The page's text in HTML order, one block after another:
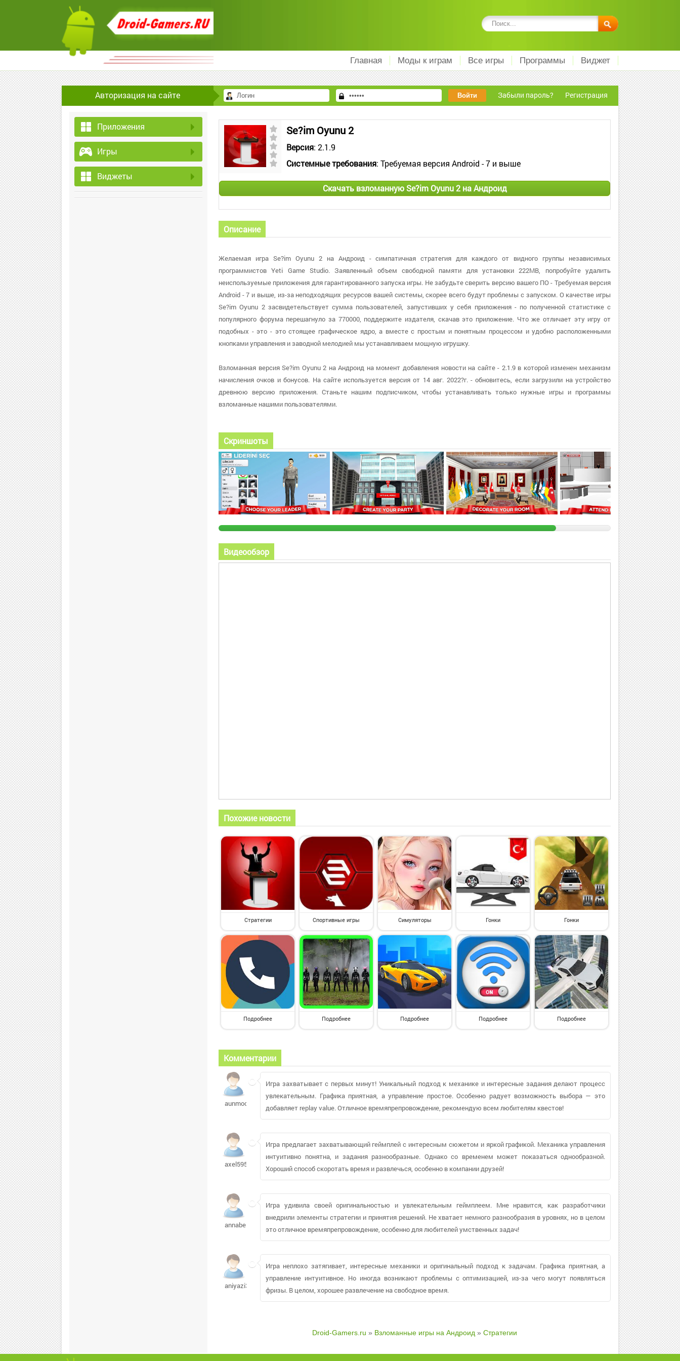
Главная Моды к играм Все игры Программы Виджет
Авторизация на сайте Забыли пароль? Регистрация
Приложения
Игры
Виджеты
Se?im Oyunu 2
Версия: 2.1.9
Системные требования: Требуемая версия Android - 7 и выше
Скачать взломанную Se?im Oyunu 2 на Андроид
Описание
Желаемая игра Se?im Oyunu 2 на Андроид - симпатичная стратегия для каждого от видного группы независимых
программистов Yeti Game Studio. Заявленный объем свободной памяти для установки 222MB, попробуйте удалить
неиспользуемые приложения для гарантированного запуска игры. Не забудьте сверить версию вашего ПО - Требуемая версия
Android - 7 и выше, из-за неподходящих ресурсов вашей системы, скорее всего будут проблемы с запуском. О качестве игры
Se?im Oyunu 2 засвидетельствует сумма пользователей, запустивших у себя приложения - по полученной статистике с
популярного форума перешагнуло за 770000, поддержите издателя, скачав это приложение. Что же отличает эту игру от
подобных - это - это стоящее графическое ядро, а вместе с простым и понятным процессом и удобно расположенными
кнопками управления и заводной мелодией мы устанавливаем мощную игрушку.
Взломанная версия Se?im Oyunu 2 на Андроид на момент добавления новости на сайте - 2.1.9 в которой изменен механизм
начисления очков и бонусов. На сайте используется версия от 14 авг. 2022?г. - обновитесь, если загрузили на устройство
древнюю версию приложения. Станьте нашим подписчиком, чтобы устанавливать только нужные игры и программы
взломанные нашими пользователями.
Скриншоты
Видеообзор
Похожие новости
Стратегии Спортивные игры Симуляторы Гонки Гонки
Подробнее Подробнее Подробнее Подробнее Подробнее
Комментарии
aunmoon
Игра захватывает с первых минут! Уникальный подход к механике и интересные задания делают процесс
увлекательным. Графика приятная, а управление простое. Особенно радует возможность выбора — это
добавляет replay value. Отличное времяпрепровождение, рекомендую всем любителям квестов!
axel595
Игра предлагает захватывающий геймплей с интересным сюжетом и яркой графикой. Механика управления
интуитивно понятна, и задания разнообразные. Однако со временем может показаться однообразной.
Хороший способ скоротать время и развлечься, особенно в компании друзей!
annabel10782
Игра удивила своей оригинальностью и увлекательным геймплеем. Мне нравится, как разработчики
внедрили элементы стратегии и принятия решений. Не хватает немного разнообразия в уровнях, но в целом
это отличное времяпрепровождение, особенно для любителей умственных задач!
aniyazi373
Игра неплохо затягивает, интересные механики и оригинальный подход к задачам. Графика приятная, а
управление интуитивное. Но иногда возникают проблемы с оптимизацией, из-за чего могут появляться
фризы. В целом, хорошее развлечение на свободное время.
Droid-Gamers.ru » Взломанные игры на Андроид » Стратегии